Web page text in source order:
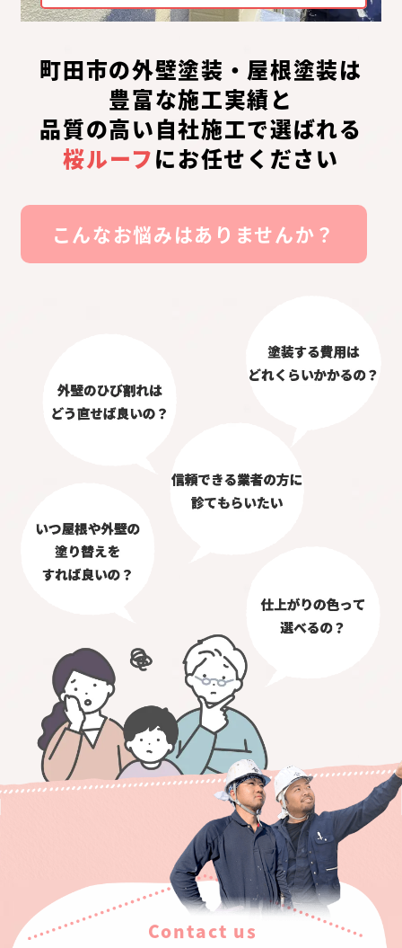
町田市の外壁塗装・屋根塗装は
豊富な施工実績と
品質の高い自社施工で選ばれる
桜ルーフにお任せください
こんなお悩みはありませんか？
Contact us